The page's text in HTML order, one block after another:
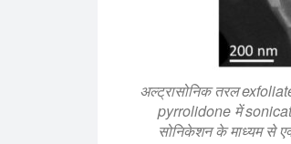
अल्ट्रासोनिक तरल
pyrrolidone में
सोनिकेशन के माध्यम से